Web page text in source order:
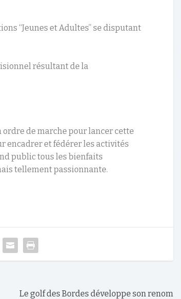
“Jeunes et Adultes” se disputant
résultant de la
ordre de marche pour lancer cette
encadrer et fédérer les activités
public tous les bienfaits
tellement passionnante.
Le golf des Bordes développe son renom